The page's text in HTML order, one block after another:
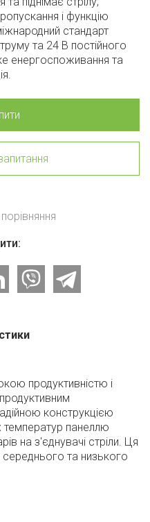
і функцію
стандарт
та 24 В постійного
енергоспоживання та
продуктивністю і
конструкцією
температур панеллю
на з'єднувачі стріли. Ця
середнього та низького